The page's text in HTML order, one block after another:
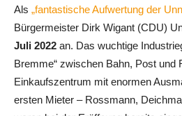
Als „fantastische Aufwertung der
Bürgermeister Dirk Wigant (CDU)
Juli 2022 an. Das wuchtige
Bremme“ zwischen Bahn, Post und
Einkaufszentrum mit enormen
ersten Mieter – Rossmann,